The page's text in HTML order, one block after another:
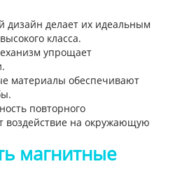
дизайн делает их идеальным
класса.
упрощает
материалы обеспечивают
повторного
воздействие на окружающую
магнитные